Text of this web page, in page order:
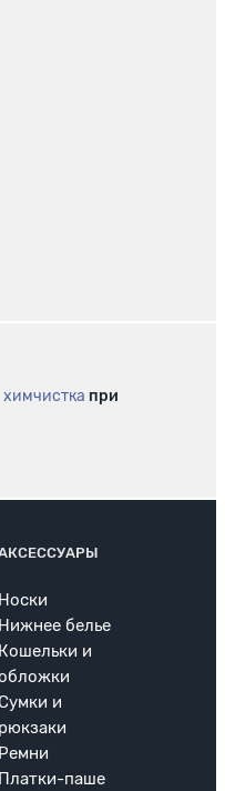
химчистка при
Носки
Нижнее белье
Кошельки и
Сумки и
рюкзаки
Ремни
Платки-паше